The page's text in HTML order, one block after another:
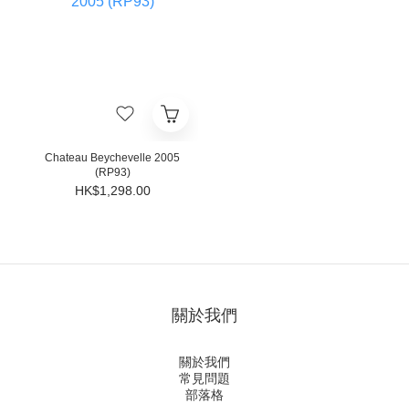
Chateau Beychevelle 2005
(RP93)
HK$1,298.00
關於我們
關於我們
常見問題
部落格